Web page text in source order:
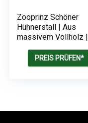
Zooprinz Schöner
Hühnerstall | Aus
massivem Vollholz |
Zwei Nistkästen und
Sitzstangen |
PREIS PRÜFEN*